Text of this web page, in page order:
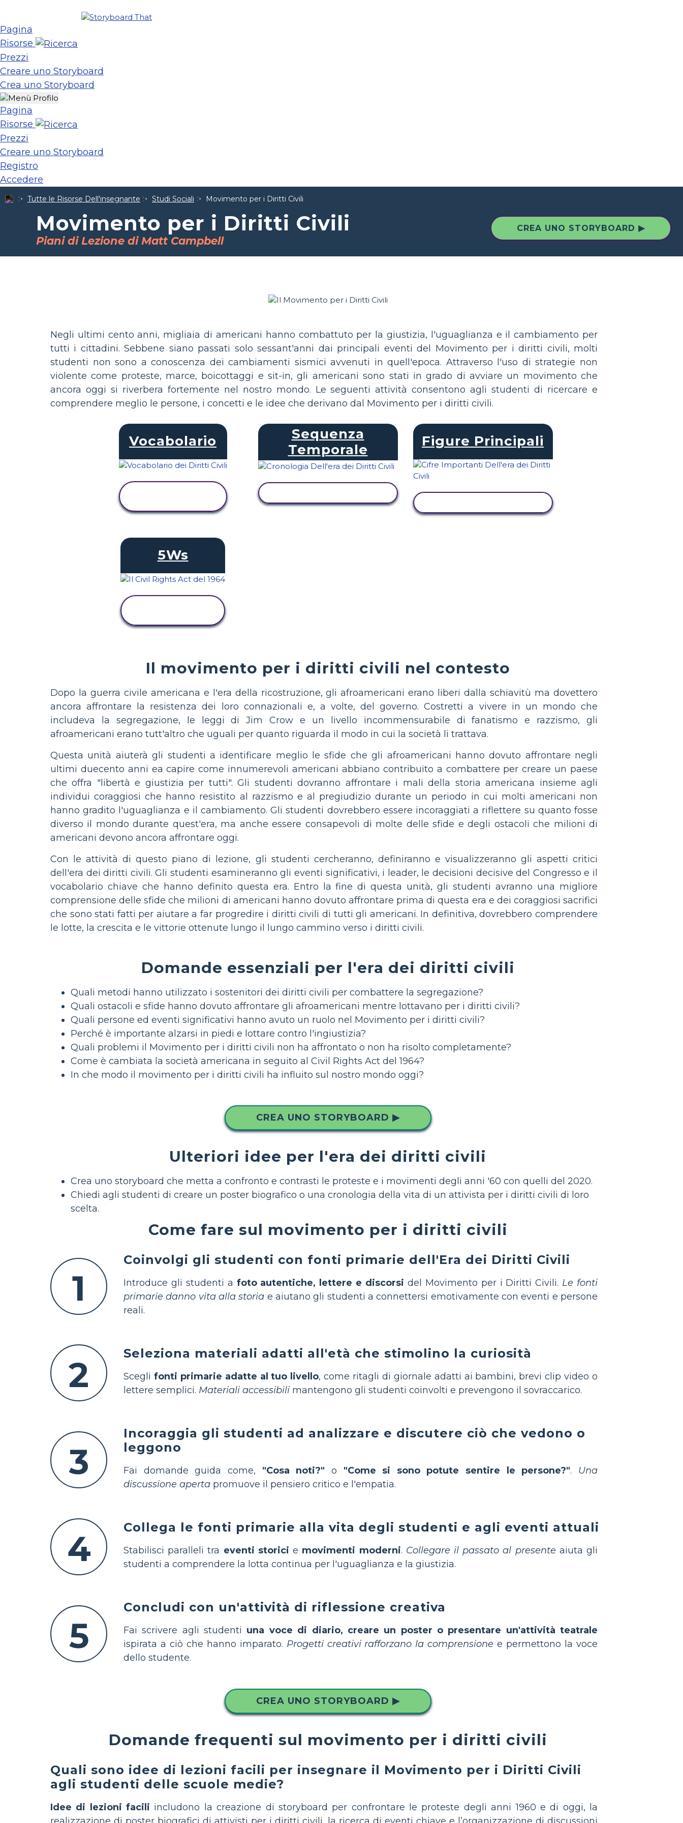
Pagina
Risorse
Prezzi
Creare uno Storyboard
Crea uno Storyboard
Pagina
Risorse
Prezzi
Creare uno Storyboard
Registro
Accedere
Tutte le Risorse Dell'insegnante Studi Sociali Movimento per i Diritti Civili
Movimento per i Diritti Civili
Piani di Lezione di Matt Campbell
CREA UNO STORYBOARD ▶
Negli ultimi cento anni, migliaia di americani hanno combattuto per la giustizia, l'uguaglianza e il cambiamento per
tutti i cittadini. Sebbene siano passati solo sessant'anni dai principali eventi del Movimento per i diritti civili, molti
studenti non sono a conoscenza dei cambiamenti sismici avvenuti in quell'epoca. Attraverso l'uso di strategie non
violente come proteste, marce, boicottaggi e sit-in, gli americani sono stati in grado di avviare un movimento che
ancora oggi si riverbera fortemente nel nostro mondo. Le seguenti attività consentono agli studenti di ricercare e
comprendere meglio le persone, i concetti e le idee che derivano dal Movimento per i diritti civili.
Vocabolario
Sequenza
Temporale
Figure Principali
5Ws
Il movimento per i diritti civili nel contesto
Dopo la guerra civile americana e l'era della ricostruzione, gli afroamericani erano liberi dalla schiavitù ma dovettero
ancora affrontare la resistenza dei loro connazionali e, a volte, del governo. Costretti a vivere in un mondo che
includeva la segregazione, le leggi di Jim Crow e un livello incommensurabile di fanatismo e razzismo, gli
afroamericani erano tutt'altro che uguali per quanto riguarda il modo in cui la società li trattava.
Questa unità aiuterà gli studenti a identificare meglio le sfide che gli afroamericani hanno dovuto affrontare negli
ultimi duecento anni ea capire come innumerevoli americani abbiano contribuito a combattere per creare un paese
che offra "libertà e giustizia per tutti". Gli studenti dovranno affrontare i mali della storia americana insieme agli
individui coraggiosi che hanno resistito al razzismo e al pregiudizio durante un periodo in cui molti americani non
hanno gradito l'uguaglianza e il cambiamento. Gli studenti dovrebbero essere incoraggiati a riflettere su quanto fosse
diverso il mondo durante quest'era, ma anche essere consapevoli di molte delle sfide e degli ostacoli che milioni di
americani devono ancora affrontare oggi.
Con le attività di questo piano di lezione, gli studenti cercheranno, definiranno e visualizzeranno gli aspetti critici
dell'era dei diritti civili. Gli studenti esamineranno gli eventi significativi, i leader, le decisioni decisive del Congresso e il
vocabolario chiave che hanno definito questa era. Entro la fine di questa unità, gli studenti avranno una migliore
comprensione delle sfide che milioni di americani hanno dovuto affrontare prima di questa era e dei coraggiosi sacrifici
che sono stati fatti per aiutare a far progredire i diritti civili di tutti gli americani. In definitiva, dovrebbero comprendere
le lotte, la crescita e le vittorie ottenute lungo il lungo cammino verso i diritti civili.
Domande essenziali per l'era dei diritti civili
Quali metodi hanno utilizzato i sostenitori dei diritti civili per combattere la segregazione?
Quali ostacoli e sfide hanno dovuto affrontare gli afroamericani mentre lottavano per i diritti civili?
Quali persone ed eventi significativi hanno avuto un ruolo nel Movimento per i diritti civili?
Perché è importante alzarsi in piedi e lottare contro l'ingiustizia?
Quali problemi il Movimento per i diritti civili non ha affrontato o non ha risolto completamente?
Come è cambiata la società americana in seguito al Civil Rights Act del 1964?
In che modo il movimento per i diritti civili ha influito sul nostro mondo oggi?
CREA UNO STORYBOARD ▶
Ulteriori idee per l'era dei diritti civili
Crea uno storyboard che metta a confronto e contrasti le proteste e i movimenti degli anni '60 con quelli del 2020.
Chiedi agli studenti di creare un poster biografico o una cronologia della vita di un attivista per i diritti civili di loro
scelta.
Come fare sul movimento per i diritti civili
1
Coinvolgi gli studenti con fonti primarie dell'Era dei Diritti Civili
Introduce gli studenti a foto autentiche, lettere e discorsi del Movimento per i Diritti Civili. Le fonti
primarie danno vita alla storia e aiutano gli studenti a connettersi emotivamente con eventi e persone
reali.
2
Seleziona materiali adatti all'età che stimolino la curiosità
Scegli fonti primarie adatte al tuo livello, come ritagli di giornale adatti ai bambini, brevi clip video o
lettere semplici. Materiali accessibili mantengono gli studenti coinvolti e prevengono il sovraccarico.
3
Incoraggia gli studenti ad analizzare e discutere ciò che vedono o
leggono
Fai domande guida come, "Cosa noti?" o "Come si sono potute sentire le persone?". Una
discussione aperta promuove il pensiero critico e l'empatia.
4
Collega le fonti primarie alla vita degli studenti e agli eventi attuali
Stabilisci paralleli tra eventi storici e movimenti moderni. Collegare il passato al presente aiuta gli
studenti a comprendere la lotta continua per l'uguaglianza e la giustizia.
5
Concludi con un'attività di riflessione creativa
Fai scrivere agli studenti una voce di diario, creare un poster o presentare un'attività teatrale
ispirata a ciò che hanno imparato. Progetti creativi rafforzano la comprensione e permettono la voce
dello studente.
CREA UNO STORYBOARD ▶
Domande frequenti sul movimento per i diritti civili
Quali sono idee di lezioni facili per insegnare il Movimento per i Diritti Civili
agli studenti delle scuole medie?
Idee di lezioni facili includono la creazione di storyboard per confrontare le proteste degli anni 1960 e di oggi, la